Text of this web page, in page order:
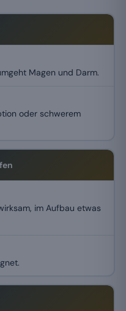
Magen und Darm.
oder schwerem
im Aufbau etwas